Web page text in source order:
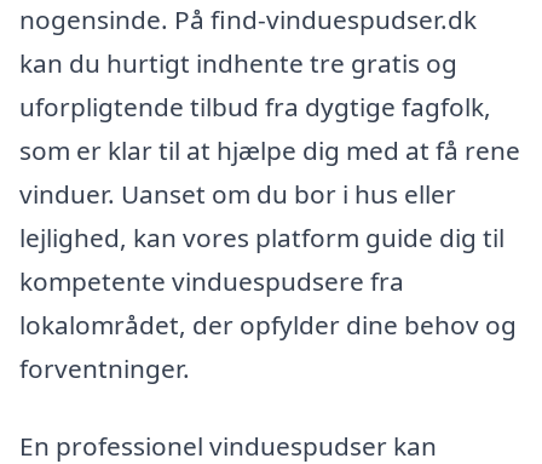
nogensinde. På find-vinduespudser.dk
kan du hurtigt indhente tre gratis og
uforpligtende tilbud fra dygtige fagfolk,
som er klar til at hjælpe dig med at få rene
vinduer. Uanset om du bor i hus eller
lejlighed, kan vores platform guide dig til
kompetente vinduespudsere fra
lokalområdet, der opfylder dine behov og
forventninger.
En professionel vinduespudser kan